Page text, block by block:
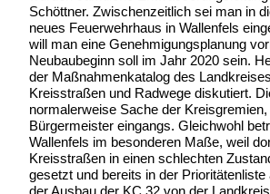
Schöttner. Zwischenzeitlich sei man in
neues Feuerwehrhaus in Wallenfels
will man eine Genehmigungsplanung
Neubaubeginn soll im Jahr 2020 sein.
der Maßnahmenkatalog des
Kreisstraßen und Radwege diskutiert.
normalerweise Sache der
Bürgermeister eingangs. Gleichwohl
Wallenfels im besonderen Maße, weil
Kreisstraßen in einen schlechten
gesetzt und bereits in der
der Ausbau der KC 32 von der